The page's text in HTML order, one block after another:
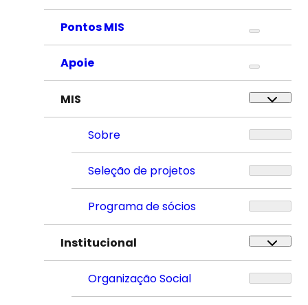
Pontos MIS
Apoie
MIS
Sobre
Seleção de projetos
Programa de sócios
Institucional
Organização Social